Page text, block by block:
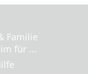
Familie
für ...